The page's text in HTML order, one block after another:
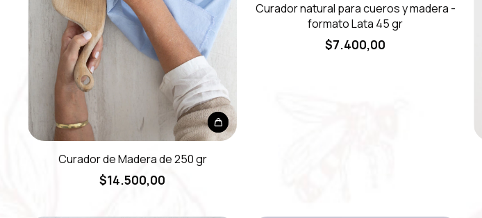
Curador de Madera de 250 gr
$14.500,00
Curador natural para cueros y madera -
formato Lata 45 gr
$7.400,00